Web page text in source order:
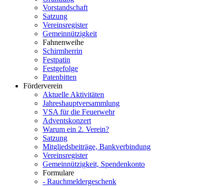
Vorstandschaft
Satzung
Vereinsregister
Gemeinnützigkeit
Fahnenweihe
Schirmherrin
Festpatin
Festgefolge
Patenbitten
Förderverein
Aktuelle Aktivitäten
Jahreshauptversammlung
VSA für die Feuerwehr
Adventskonzert
Warum ein 2. Verein?
Satzung
Mitgliedsbeiträge, Bankverbindung
Vereinsregister
Gemeinnützigkeit, Spendenkonto
Formulare
- Rauchmeldergeschenk